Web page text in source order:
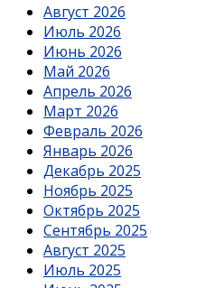
Август 2026
Июль 2026
Июнь 2026
Май 2026
Апрель 2026
Март 2026
Февраль 2026
Январь 2026
Декабрь 2025
Ноябрь 2025
Октябрь 2025
Сентябрь 2025
Август 2025
Июль 2025